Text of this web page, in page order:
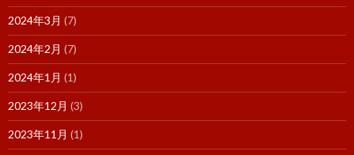
2024年3月 (7)
2024年2月 (7)
2024年1月 (1)
2023年12月 (3)
2023年11月 (1)